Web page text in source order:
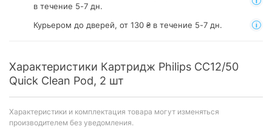
в течение 5-7 дн.
Курьером до дверей, от 130 ₴ в течение 5-7 дн.
Характеристики Картридж Philips CC12/50
Quick Clean Pod, 2 шт
Характеристики и комплектация товара могут изменяться
производителем без уведомления.